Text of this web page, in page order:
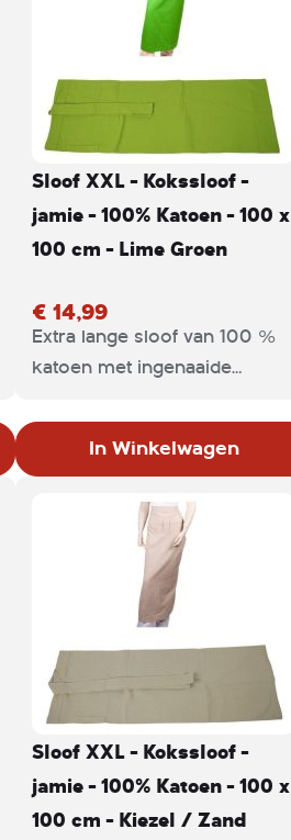
Sloof XXL - Kokssloof -
jamie - 100% Katoen - 100 x
100 cm - Lime Groen
€ 14,99
Extra lange sloof van 100 %
katoen met ingenaaide
werkdoek. Ideaal voor zowel
keuken- als bedienend
In Winkelwagen
Sloof XXL - Kokssloof -
jamie - 100% Katoen - 100 x
100 cm - Kiezel / Zand